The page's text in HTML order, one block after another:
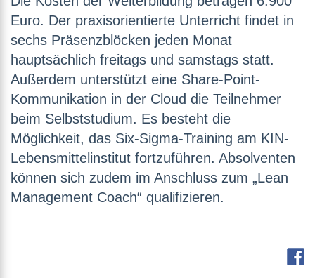
Euro. Der praxisorientierte Unterricht findet in
sechs Präsenzblöcken jeden Monat
hauptsächlich freitags und samstags statt.
Außerdem unterstützt eine Share-Point-
Kommunikation in der Cloud die Teilnehmer
beim Selbststudium. Es besteht die
Möglichkeit, das Six-Sigma-Training am KIN-
Lebensmittelinstitut fortzuführen. Absolventen
können sich zudem im Anschluss zum „Lean
Management Coach“ qualifizieren.